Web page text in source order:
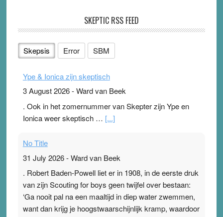
SKEPTIC RSS FEED
Skepsis Error SBM
Ype & Ionica zijn skeptisch
3 August 2026-Ward van Beek
. Ook in het zomernummer van Skepter zijn Ype en
Ionica weer skeptisch … [...]
No Title
31 July 2026-Ward van Beek
. Robert Baden-Powell liet er in 1908, in de eerste druk
van zijn Scouting for boys geen twijfel over bestaan:
‘Ga nooit pal na een maaltijd in diep water zwemmen,
want dan krijg je hoogstwaarschijnlijk kramp, waardoor